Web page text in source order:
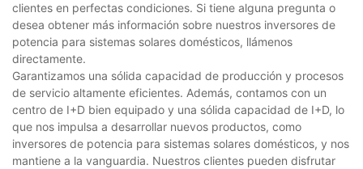
clientes en perfectas condiciones. Si tiene alguna pregunta o
desea obtener más información sobre nuestros inversores de
potencia para sistemas solares domésticos, llámenos
directamente.
Garantizamos una sólida capacidad de producción y procesos
de servicio altamente eficientes. Además, contamos con un
centro de I+D bien equipado y una sólida capacidad de I+D, lo
que nos impulsa a desarrollar nuevos productos, como
inversores de potencia para sistemas solares domésticos, y nos
mantiene a la vanguardia. Nuestros clientes pueden disfrutar